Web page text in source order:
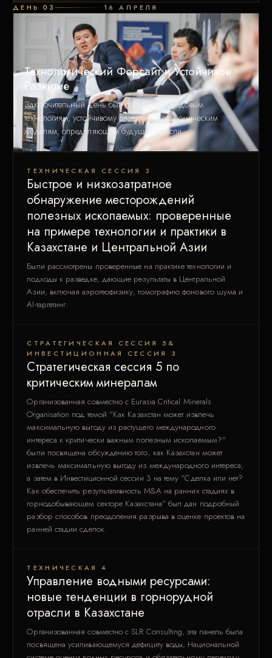
ДЕНЬ 03 16 АПРЕЛЯ
Технологический Форсайт и Устойчивое
Развитие
Заключительный день был посвящён передовым
технологиям, устойчивому развитию и экономическим
моделям, определяющим будущее отрасли.
ТЕХНИЧЕСКАЯ СЕССИЯ 3
Быстрое и низкозатратное
обнаружение месторождений
полезных ископаемых: проверенные
на примере технологии и практики в
Казахстане и Центральной Азии
Были рассмотрены проверенные на практике технологии и
подходы к разведке, дающие результаты в Центральной
Азии, включая аэрогеофизику, томографию фонового шума и
AI-таргетинг.
СТРАТЕГИЧЕСКАЯ СЕССИЯ 5&
ИНВЕСТИЦИОННАЯ СЕССИЯ 3
Стратегическая сессия 5 по
критическим минералам
Организованная совместно с Eurasia Critical Minerals
Organisation под темой "Как Казахстан может извлечь
максимальную выгоду из растущего международного
интереса к критически важным полезным ископаемым?"
были посвящена обсуждению того, как Казахстан может
извлечь максимальную выгоду из международного интереса,
а затем в Инвестиционной сессии 3 на тему "Сделка или нет?
Как обеспечить результативность M&A на ранних стадиях в
горнодобывающем секторе Казахстана" был дан подробный
разбор способов преодоления разрыва в оценке проектов на
ранней стадии сделок.
ТЕХНИЧЕСКАЯ 4
Управление водными ресурсами:
новые тенденции в горнорудной
отрасли в Казахстане
Организованная совместно с SLR Consulting, эта панель была
посвящена усиливающемуся дефициту воды, Национальной